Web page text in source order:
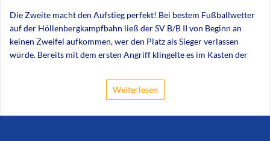
Die Zweite macht den Aufstieg perfekt! Bei bestem Fußballwetter
auf der Höllenbergkampfbahn ließ der SV B/B II von Beginn an
keinen Zweifel aufkommen, wer den Platz als Sieger verlassen
würde. Bereits mit dem ersten Angriff klingelte es im Kasten der
Weiterlesen